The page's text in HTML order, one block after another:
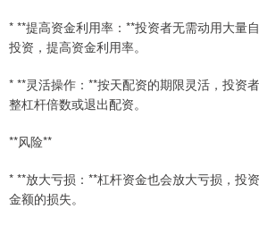
* **提高资金利用率：**投资者无需动用大量
投资，提高资金利用率。
* **灵活操作：**按天配资的期限灵活，投资
整杠杆倍数或退出配资。
**风险**
* **放大亏损：**杠杆资金也会放大亏损，投
金额的损失。